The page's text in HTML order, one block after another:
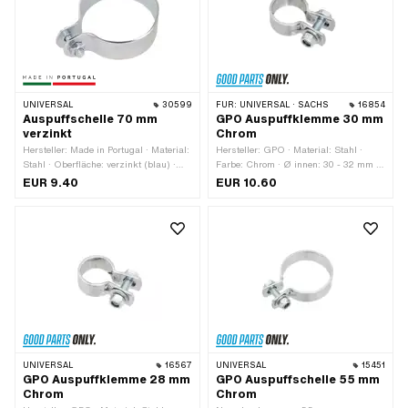
Lochabstand: 50 mm
UNIVERSAL 30599
Auspuffschelle 70 mm
verzinkt
Hersteller: Made in Portugal · Material:
Stahl · Oberfläche: verzinkt (blau) ·
Farbe: silber · Ø innen: 67 - 70 mm ·
EUR 9.40
FÜR: UNIVERSAL · SACHS 16854
GPO Auspuffklemme 30 mm
Chrom
Hersteller: GPO · Material: Stahl ·
Farbe: Chrom · Ø innen: 30 - 32 mm ·
Befestigungsart: Schrauben & Muttern
EUR 10.60
UNIVERSAL 16567
GPO Auspuffklemme 28 mm
Chrom
UNIVERSAL 15451
GPO Auspuffschelle 55 mm
Chrom